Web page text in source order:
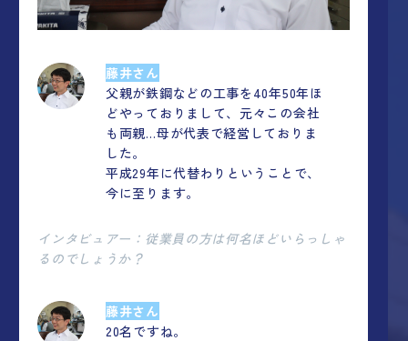
藤井さん
父親が鉄鋼などの工事を40年50年ほ
どやっておりまして、元々この会社
も両親…母が代表で経営しておりま
した。
平成29年に代替わりということで、
今に至ります。
インタビュアー：従業員の方は何名ほどいらっしゃ
るのでしょうか？
藤井さん
20名ですね。